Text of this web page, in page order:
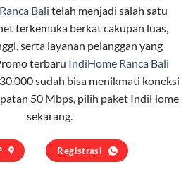
Bali telah menjadi salah satu
terkemuka berkat cakupan luas,
serta layanan pelanggan yang
terbaru IndiHome Ranca Bali
sudah bisa menikmati koneksi
50 Mbps, pilih paket IndiHome
sekarang.
Registrasi